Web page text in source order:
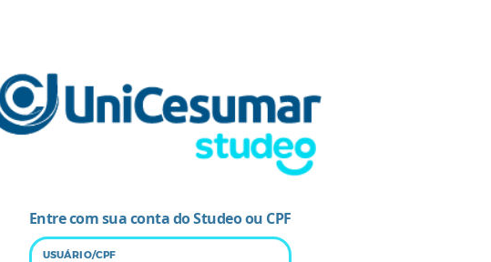
Entre com sua conta do Studeo ou CPF
USUÁRIO/CPF